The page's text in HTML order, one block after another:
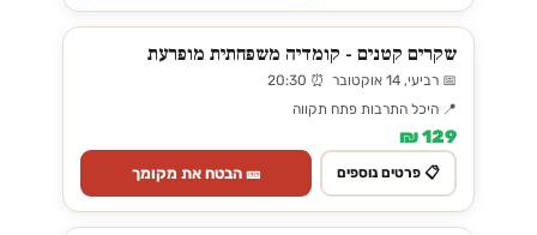
שקרים קטנים - קומדיה משפחתית מופרעת
📅 רביעי, 14 אוקטובר ⏰ 20:30
📍 היכל התרבות פתח תקווה
129 ₪
📋 פרטים נוספים 🎫 הבטח את מקומך